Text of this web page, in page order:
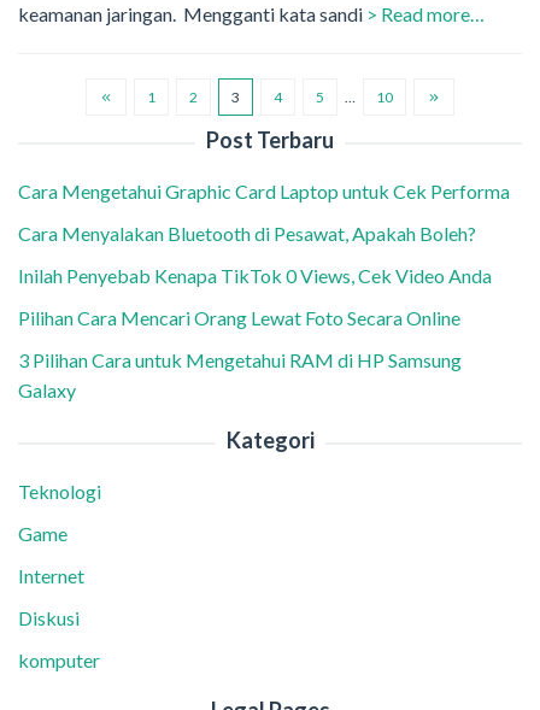
keamanan jaringan. Mengganti kata sandi > Read more…
1 2 3 4 5 10
Post Terbaru
Cara Mengetahui Graphic Card Laptop untuk Cek Performa
Cara Menyalakan Bluetooth di Pesawat, Apakah Boleh?
Inilah Penyebab Kenapa TikTok 0 Views, Cek Video Anda
Pilihan Cara Mencari Orang Lewat Foto Secara Online
3 Pilihan Cara untuk Mengetahui RAM di HP Samsung
Galaxy
Kategori
Teknologi
Game
Internet
Diskusi
komputer